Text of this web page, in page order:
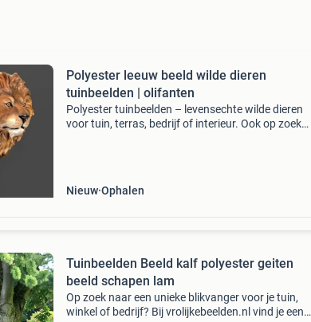
Polyester leeuw beeld wilde dieren
tuinbeelden | olifanten
Polyester tuinbeelden – levensechte wilde dieren
voor tuin, terras, bedrijf of interieur. Ook op zoek
Nieuw Ophalen
Tuinbeelden Beeld kalf polyester geiten
beeld schapen lam
Op zoek naar een unieke blikvanger voor je tuin,
winkel of bedrijf? Bij vrolijkebeelden.nl vind je een